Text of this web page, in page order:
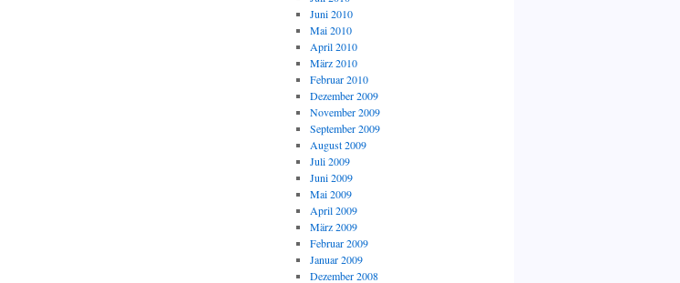
Juni 2010
Mai 2010
April 2010
März 2010
Februar 2010
Dezember 2009
November 2009
September 2009
August 2009
Juli 2009
Juni 2009
Mai 2009
April 2009
März 2009
Februar 2009
Januar 2009
Dezember 2008